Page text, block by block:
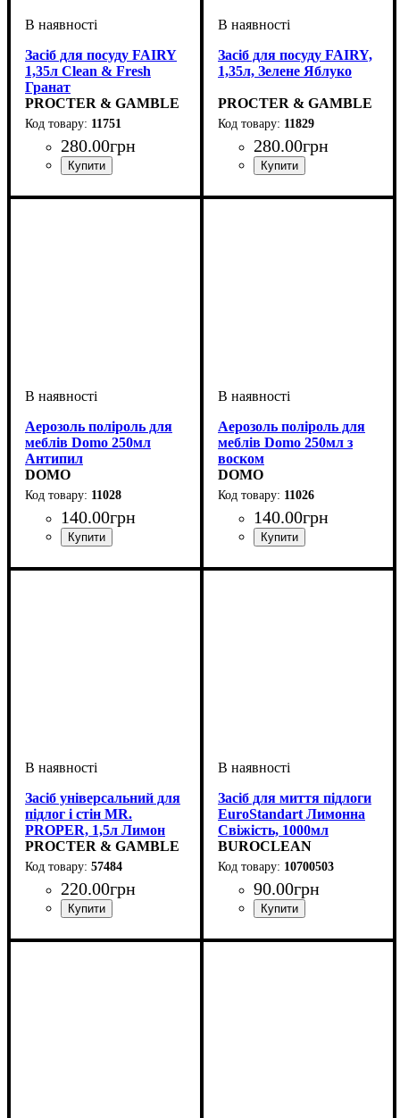
Засіб для посуду FAIRY
1,35л Clean & Fresh
Гранат
PROCTER & GAMBLE
11751
280.00грн
Засіб для посуду FAIRY,
1,35л, Зелене Яблуко
PROCTER & GAMBLE
11829
280.00грн
Аерозоль поліроль для
меблів Domo 250мл
Антипил
DOMO
11028
140.00грн
Аерозоль поліроль для
меблів Domo 250мл з
воском
DOMO
11026
140.00грн
Засіб універсальний для
підлог і стін MR.
PROPER, 1,5л Лимон
PROCTER & GAMBLE
57484
220.00грн
Засіб для миття підлоги
EuroStandart Лимонна
Свіжість, 1000мл
BUROCLEAN
10700503
90.00грн